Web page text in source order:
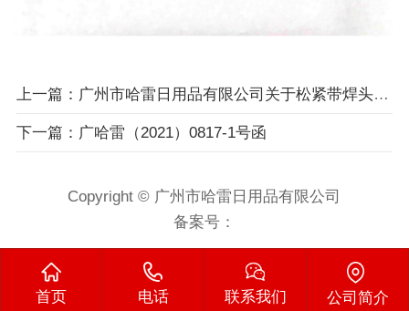
上一篇：广州市哈雷日用品有限公司关于松紧带焊头更改说明
下一篇：广哈雷（2021）0817-1号函
Copyright © 广州市哈雷日用品有限公司
备案号：
首页 电话 联系我们 公司简介